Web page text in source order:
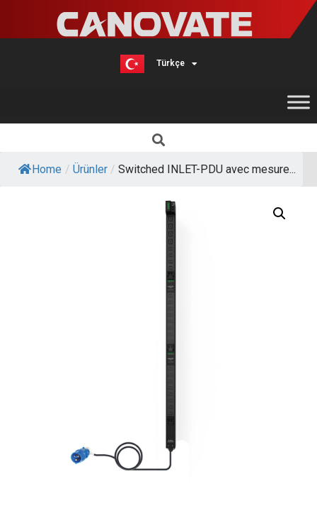
Türkçe
English
Home / Ürünler / Switched INLET-PDU avec mesure...